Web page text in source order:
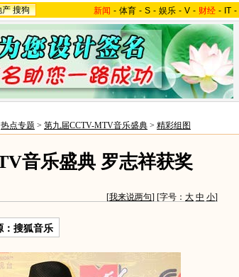
产 搜狗 新闻 - 体育 - S - 娱乐 - V - 财经 - IT -
热点专题 > 第九届CCTV-MTV音乐盛典 > 精彩组图
音乐盛典 罗志祥获奖
[我来说两句] [字号： 大 中 小]
：搜狐音乐